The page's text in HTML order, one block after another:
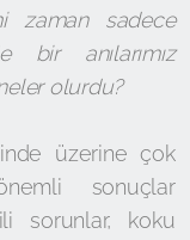
zaman sadece
anılarımız
olurdu?
üzerine çok
sonuçlar
sorunlar, koku